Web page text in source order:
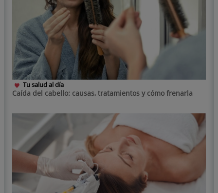
Tu salud al día
Caída del cabello: causas, tratamientos y cómo frenarla